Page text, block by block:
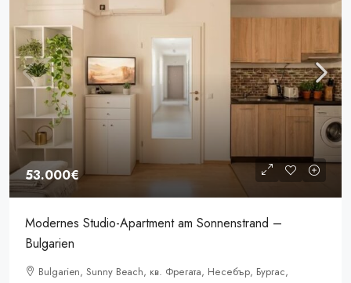
53.000€
Modernes Studio-Apartment am Sonnenstrand –
Bulgarien
Bulgarien, Sunny Beach, кв. Фрегата, Несебър, Бургас,